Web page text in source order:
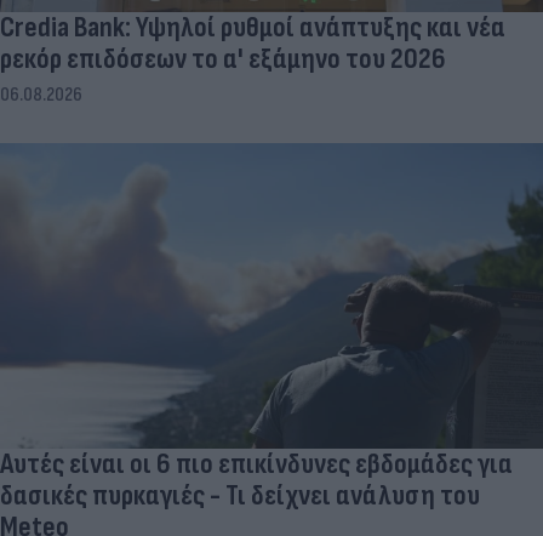
Credia Bank: Υψηλοί ρυθμοί ανάπτυξης και νέα
ρεκόρ επιδόσεων το α' εξάμηνο του 2026
06.08.2026
Αυτές είναι οι 6 πιο επικίνδυνες εβδομάδες για
δασικές πυρκαγιές - Τι δείχνει ανάλυση του
Meteo